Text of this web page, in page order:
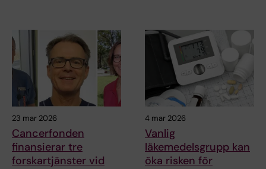
23 mar 2026
Cancerfonden
finansierar tre
forskartjänster vid
4 mar 2026
Vanlig
läkemedelsgrupp kan
öka risken för